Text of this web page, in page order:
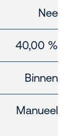
Nee
40,00 %
Binnen
Manueel